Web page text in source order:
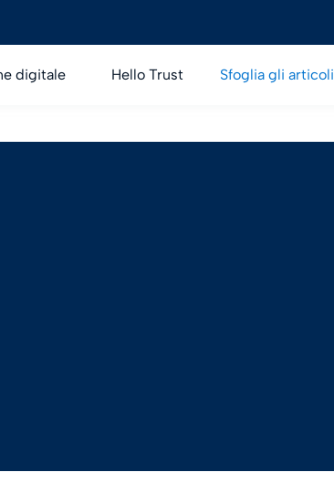
digitale Hello Trust Sfoglia gli articoli